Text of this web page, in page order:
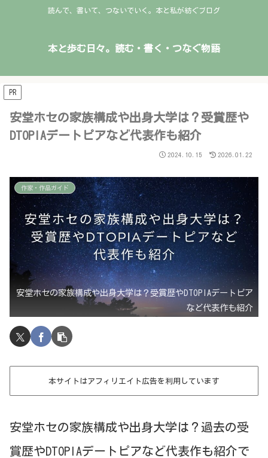
読んで、書いて、つないでいく。本と私が紡ぐブログ
本と歩む日々。読む・書く・つなぐ物語
PR
安堂ホセの家族構成や出身大学は？受賞歴や
DTOPIAデートピアなど代表作も紹介
2024.10.15 2026.01.22
作家・作品ガイド
安堂ホセの家族構成や出身大学は？受賞歴やDTOPIAデートピア
など代表作も紹介
本サイトはアフィリエイト広告を利用しています
安堂ホセの家族構成や出身大学は？過去の受
賞歴やDTOPIAデートピアなど代表作も紹介で